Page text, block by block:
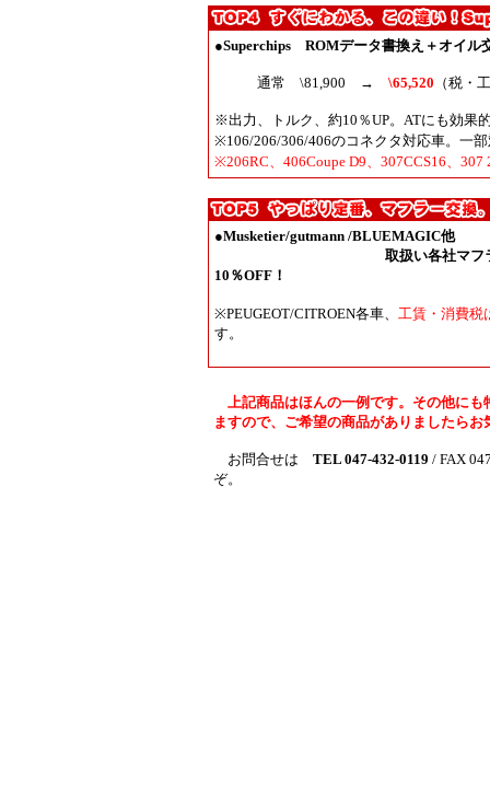
●Superchips ROMデータ書換え＋オイル
通常 \81,900 → \65,520 （税・
※出力、トルク、約10％UP。ATにも効果
※106/206/306/406のコネクタ対応車。一
※206RC、406Coupe D9、307CCS16、
●Musketier/gutmann /BLUEMAGIC他
取扱い各社マフラー
10％OFF！
※PEUGEOT/CITROEN各車、 工賃・消費税
す。
上記商品はほんの一例です。その他に
ますので、ご希望の商品がありましたら
お問合せは TEL 047-432-0119 / FAX
ぞ。